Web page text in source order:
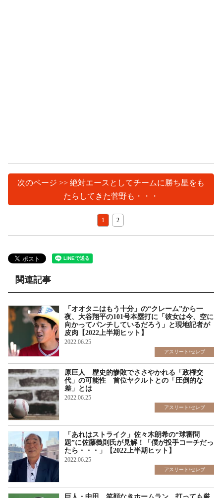
次のページ >> 絶対エースとしてチームに勝ち星をも
たらしてきた菅野も・・・
1 2
関連記事
「オオタニはもう十分」の“クレーム”から一
夜、大谷翔平の101号本塁打に「彼女は今、空に
向かってパンチしているだろう」と現地記者が
皮肉【2022上半期ヒット】
2022.06.25
アスリート/セレブ
原巨人 歴史的惨敗でささやかれる「政権交
代」の可能性 首位ヤクルトとの「圧倒的な
差」とは
2022.06.25
アスリート/セレブ
「あれはストライク」佐々木朗希の“球審問
題”に佐藤義則氏が見解！「僕が投手コーチだっ
たら・・・」【2022上半期ヒット】
2022.06.25
アスリート/セレブ